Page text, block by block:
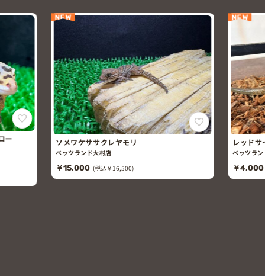
ー
NEW
ソメワケササクレヤモリ
ペッツランド大村店
￥15,000 (税込￥16,500)
NEW
レッド
ペッツラ
￥4,000